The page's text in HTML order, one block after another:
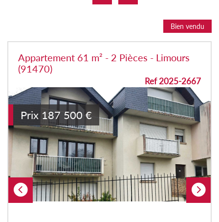
Bien vendu
Appartement 61 m² - 2 Pièces - Limours
(91470)
Ref 2025-2667
Prix 187 500 €